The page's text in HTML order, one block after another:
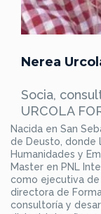
Nerea
Socia,
URCOLA
Nacida en San
de Deusto, donde
Humanidades y
Master en PNL
como ejecutiva
directora de
consultoría y